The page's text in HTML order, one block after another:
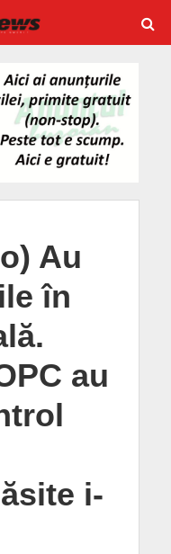
Au
în
au
i-